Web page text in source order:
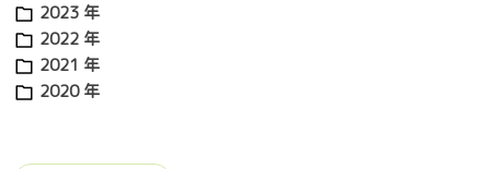
2023 年
2022 年
2021 年
2020 年